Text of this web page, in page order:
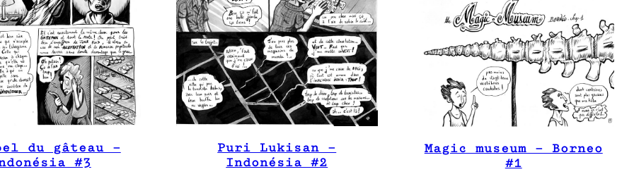
du gâteau –
#3
Puri Lukisan –
Indonésia #2
Magic museum – Borneo
#1